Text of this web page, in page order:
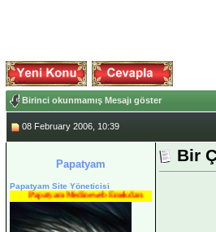
Birinci okunmamış Mesajı göster
08 February 2006, 10:39
Papatyam
Papatyam Site Yöneticisi
Papatyam Medineweb Emekdarı
Bir